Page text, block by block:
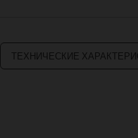
ТЕХНИЧЕСКИЕ